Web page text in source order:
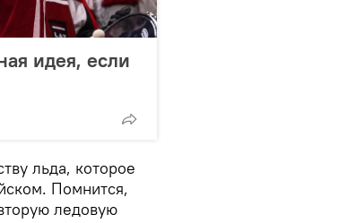
идея, если
льда, которое
Помнится,
ледовую